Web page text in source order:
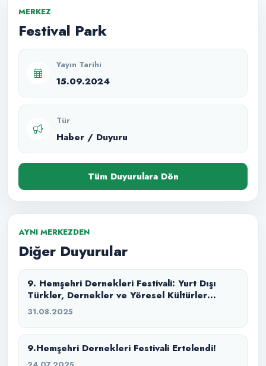
MERKEZ
Festival Park
Yayın Tarihi
15.09.2024
Tür
Haber / Duyuru
Tüm Duyurulara Dön
AYNI MERKEZDEN
Diğer Duyurular
9. Hemşehri Dernekleri Festivali: Yurt Dışı
Türkler, Dernekler ve Yöresel Kültürler
Buluşması
31.08.2025
9.Hemşehri Dernekleri Festivali Ertelendi!